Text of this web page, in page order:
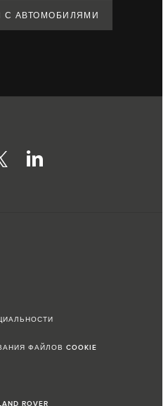
С АВТОМОБИЛЯМИ
ФАЙЛОВ COOKIE
ROVER